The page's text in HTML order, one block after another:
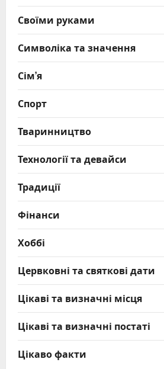
Своїми руками
Символіка та значення
Сім’я
Спорт
Тваринництво
Технології та девайси
Традиції
Фінанси
Хоббі
Цервковні та святкові дати
Цікаві та визначні місця
Цікаві та визначні постаті
Цікаво факти